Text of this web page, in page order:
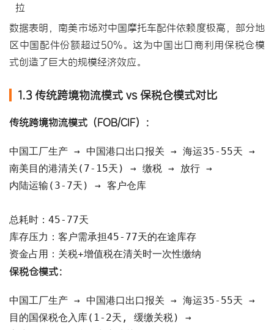
拉
数据表明，南美市场对中国摩托车配件依赖度极高，部分地
区中国配件份额超过50%。这为中国出口商利用保税仓模
式创造了巨大的规模经济效应。
1.3 传统跨境物流模式 vs 保税仓模式对比
传统跨境物流模式（FOB/CIF）：
中国工厂生产 → 中国港口出口报关 → 海运35-55天 →
南美目的港清关(7-15天) → 缴税 → 放行 →
内陆运输(3-7天) → 客户仓库
总耗时：45-77天
库存压力：客户需承担45-77天的在途库存
资金占用：关税+增值税在清关时一次性缴纳
保税仓模式：
中国工厂生产 → 中国港口出口报关 → 海运35-55天 →
目的国保税仓入库(1-2天, 缓缴关税) →